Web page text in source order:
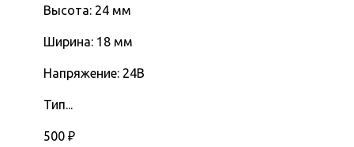
Высота: 24 мм
Ширина: 18 мм
Напряжение: 24В
Тип...
500 ₽